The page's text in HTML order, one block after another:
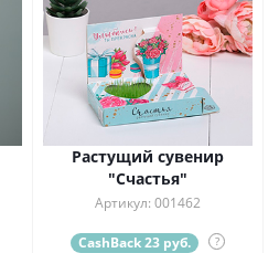
Растущий сувенир
"Счастья"
Артикул: 001462
CashBack 23 руб. ?